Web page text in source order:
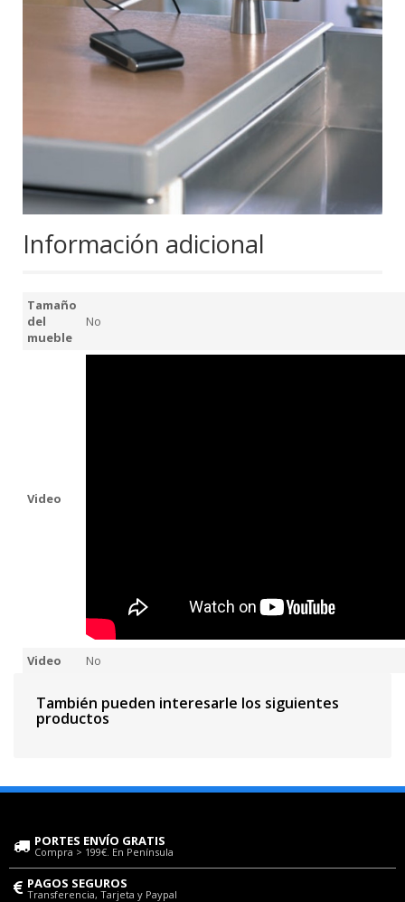
Información adicional
Tamaño
del
mueble
No
Video
Video No
También pueden interesarle los siguientes
productos
PORTES ENVÍO GRATIS
Compra > 199€. En Península
PAGOS SEGUROS
Transferencia, Tarjeta y Paypal